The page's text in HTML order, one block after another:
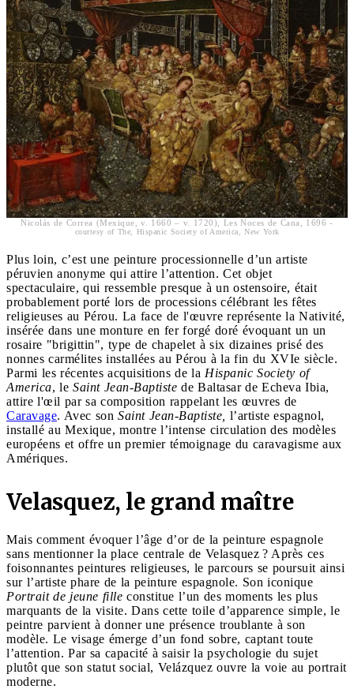
Nicolás de Correa (Mexique, v. 1660 – v. 1720), Les Noces de Cana, 1696 -
courtesy of The, Hispanic Society of America, New York
Plus loin, c’est une peinture processionnelle d’un artiste
péruvien anonyme qui attire l’attention. Cet objet
spectaculaire, qui ressemble presque à un ostensoire, était
probablement porté lors de processions célébrant les fêtes
religieuses au Pérou. La face de l'œuvre représente la Nativité,
insérée dans une monture en fer forgé doré évoquant un un
rosaire "brigittin", type de chapelet à six dizaines prisé des
nonnes carmélites installées au Pérou à la fin du XVIe siècle.
Parmi les récentes acquisitions de la Hispanic Society of
America, le Saint Jean-Baptiste de Baltasar de Echeva Ibia,
attire l'œil par sa composition rappelant les œuvres de
Caravage. Avec son Saint Jean-Baptiste, l’artiste espagnol,
installé au Mexique, montre l’intense circulation des modèles
européens et offre un premier témoignage du caravagisme aux
Amériques.
Velasquez, le grand maître
Mais comment évoquer l’âge d’or de la peinture espagnole
sans mentionner la place centrale de Velasquez ? Après ces
foisonnantes peintures religieuses, le parcours se poursuit ainsi
sur l’artiste phare de la peinture espagnole. Son iconique
Portrait de jeune fille constitue l’un des moments les plus
marquants de la visite. Dans cette toile d’apparence simple, le
peintre parvient à donner une présence troublante à son
modèle. Le visage émerge d’un fond sobre, captant toute
l’attention. Par sa capacité à saisir la psychologie du sujet
plutôt que son statut social, Velázquez ouvre la voie au portrait
moderne.